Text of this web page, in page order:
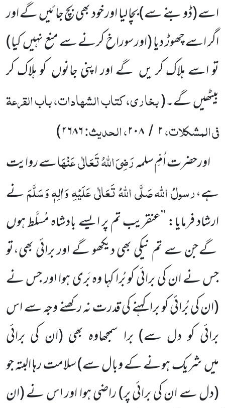
اسے(ڈوبنے سے)بچا لیا اور خود بھی بچ جائیں گے اور
اگر اسے چھوڑ دیا(اور سوراخ کرنے سے منع نہیںکیا)
تو اسے ہلاک کر یں گے اور اپنی جانوں کو ہلاک کر
بیٹھیںگے۔(بخاری، کتاب الشہادات، باب القرعۃ
فی المشکلات،۲ / ۲۰۸، الحدیث:۲۶۸۶)
اورحضرت اُمِّ سلمہرَضِیَ اللّٰہُ تَعَالٰیعَنْہَاسے روایت
ہے،رسولُ اللّٰہصَلَّی اللّٰہُ تَعَالٰی عَلَیْہِ وَاٰلِہٖ وَسَلَّمَنے
ارشادفرمایا: ’’عنقریب تم پر ایسے بادشاہ مُسلَّط ہوں
گے جن سے تم نیکی بھی دیکھو گے اور برائی بھی،تو
جس نے ان کی برائی کو بُرا کہا وہ بَری ہوا اور جس نے
(ان کی بُرائی کو برا کہنے کی قدرت نہ رکھنے وجہ سے اس
برائی کو دل سے) برا سمجھاوہ بھی (ان کی برائی
میںشریک ہونے کے وبال سے)سلامت رہا البتہ جو
(دل سے ان کی برائی پر)راضی ہوا اور اس نے(ان